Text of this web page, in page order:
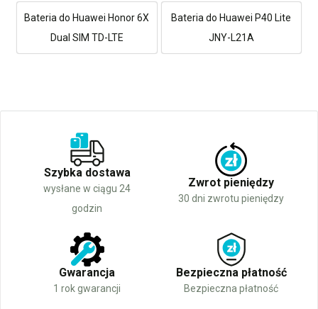
Bateria do Huawei Honor 6X
Dual SIM TD-LTE
Bateria do Huawei P40 Lite
JNY-L21A
Szybka dostawa
wysłane w ciągu 24
godzin
Zwrot pieniędzy
30 dni zwrotu pieniędzy
Gwarancja
1 rok gwarancji
Bezpieczna płatność
Bezpieczna płatność